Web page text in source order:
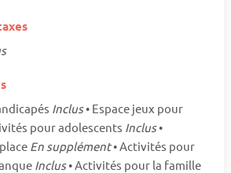
Inclus• Espace jeux pour
pour adolescents Inclus•
En supplément• Activités pour
Inclus• Activités pour la famille